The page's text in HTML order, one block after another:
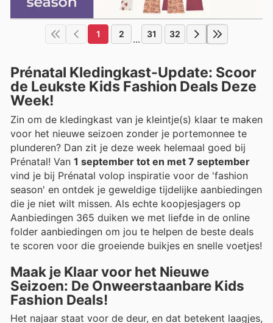
1 2 ... 31 32
Prénatal Kledingkast-Update: Scoor
de Leukste Kids Fashion Deals Deze
Week!
Zin om de kledingkast van je kleintje(s) klaar te maken
voor het nieuwe seizoen zonder je portemonnee te
plunderen? Dan zit je deze week helemaal goed bij
Prénatal! Van 1 september tot en met 7 september
vind je bij Prénatal volop inspiratie voor de 'fashion
season' en ontdek je geweldige tijdelijke aanbiedingen
die je niet wilt missen. Als echte koopjesjagers op
Aanbiedingen 365 duiken we met liefde in de online
folder aanbiedingen om jou te helpen de beste deals
te scoren voor die groeiende buikjes en snelle voetjes!
Maak je Klaar voor het Nieuwe
Seizoen: De Onweerstaanbare Kids
Fashion Deals!
Het najaar staat voor de deur, en dat betekent laagjes,